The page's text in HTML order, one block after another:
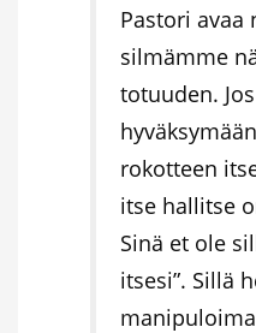
Pastori avaa
silmämme
totuuden.
rokotteen
itse hallitse
Sinä et ole
itsesi”. Sillä